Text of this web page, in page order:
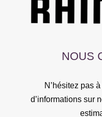
NOUS
N’hésitez pas
d’informations sur